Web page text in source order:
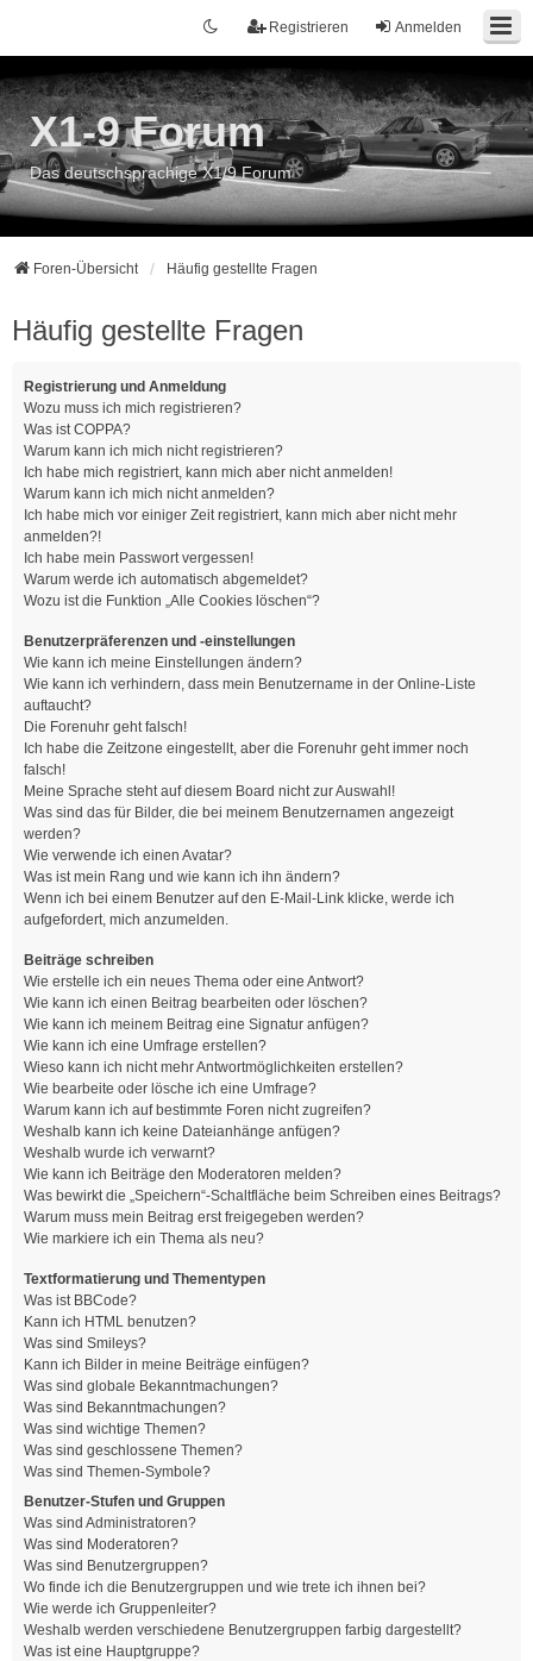
Anmelden
Registrieren
X1-9 Forum
Das deutschsprachige X1/9 Forum
Foren-Übersicht Häufig gestellte Fragen
Häufig gestellte Fragen
Registrierung und Anmeldung
Wozu muss ich mich registrieren?
Was ist COPPA?
Warum kann ich mich nicht registrieren?
Ich habe mich registriert, kann mich aber nicht anmelden!
Warum kann ich mich nicht anmelden?
Ich habe mich vor einiger Zeit registriert, kann mich aber nicht mehr
anmelden?!
Ich habe mein Passwort vergessen!
Warum werde ich automatisch abgemeldet?
Wozu ist die Funktion „Alle Cookies löschen“?
Benutzerpräferenzen und -einstellungen
Wie kann ich meine Einstellungen ändern?
Wie kann ich verhindern, dass mein Benutzername in der Online-Liste
auftaucht?
Die Forenuhr geht falsch!
Ich habe die Zeitzone eingestellt, aber die Forenuhr geht immer noch
falsch!
Meine Sprache steht auf diesem Board nicht zur Auswahl!
Was sind das für Bilder, die bei meinem Benutzernamen angezeigt
werden?
Wie verwende ich einen Avatar?
Was ist mein Rang und wie kann ich ihn ändern?
Wenn ich bei einem Benutzer auf den E-Mail-Link klicke, werde ich
aufgefordert, mich anzumelden.
Beiträge schreiben
Wie erstelle ich ein neues Thema oder eine Antwort?
Wie kann ich einen Beitrag bearbeiten oder löschen?
Wie kann ich meinem Beitrag eine Signatur anfügen?
Wie kann ich eine Umfrage erstellen?
Wieso kann ich nicht mehr Antwortmöglichkeiten erstellen?
Wie bearbeite oder lösche ich eine Umfrage?
Warum kann ich auf bestimmte Foren nicht zugreifen?
Weshalb kann ich keine Dateianhänge anfügen?
Weshalb wurde ich verwarnt?
Wie kann ich Beiträge den Moderatoren melden?
Was bewirkt die „Speichern“-Schaltfläche beim Schreiben eines Beitrags?
Warum muss mein Beitrag erst freigegeben werden?
Wie markiere ich ein Thema als neu?
Textformatierung und Thementypen
Was ist BBCode?
Kann ich HTML benutzen?
Was sind Smileys?
Kann ich Bilder in meine Beiträge einfügen?
Was sind globale Bekanntmachungen?
Was sind Bekanntmachungen?
Was sind wichtige Themen?
Was sind geschlossene Themen?
Was sind Themen-Symbole?
Benutzer-Stufen und Gruppen
Was sind Administratoren?
Was sind Moderatoren?
Was sind Benutzergruppen?
Wo finde ich die Benutzergruppen und wie trete ich ihnen bei?
Wie werde ich Gruppenleiter?
Weshalb werden verschiedene Benutzergruppen farbig dargestellt?
Was ist eine Hauptgruppe?